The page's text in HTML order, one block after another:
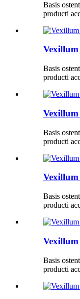
Basis
producti
Basis
producti
Basis
producti
Basis
producti
Basis
producti